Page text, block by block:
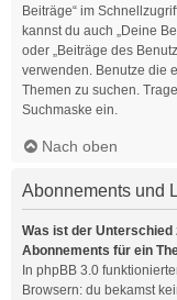
Beiträge“ im
kannst du auch „Deine
oder „Beiträge des
verwenden. Benutze die
Themen zu suchen.
Suchmaske ein.
Nach oben
Abonnements und
Was ist der Unterschied
Abonnements für ein
In phpBB 3.0
Browsern: du bekamst